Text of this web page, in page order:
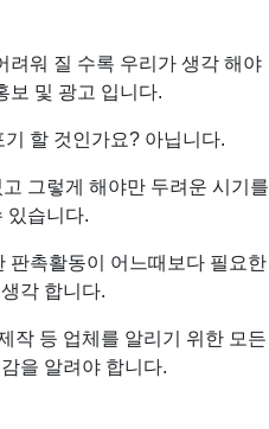
려워 질 수록 우리가 생각 해야
보 및 광고 입니다.
할 것인가요? 아닙니다.
그렇게 해야만 두려운 시기를
있습니다.
판촉활동이 어느때보다 필요한
각 합니다.
작 등 업체를 알리기 위한 모든
을 알려야 합니다.